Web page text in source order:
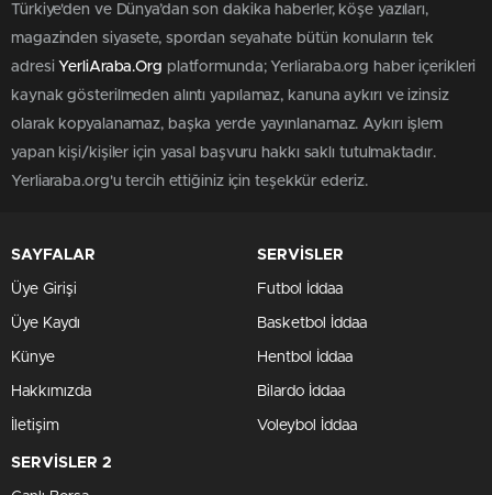
Türkiye'den ve Dünya’dan son dakika haberler, köşe yazıları,
magazinden siyasete, spordan seyahate bütün konuların tek
adresiYerliAraba.Org platformunda; Yerliaraba.org haber içerikleri
kaynak gösterilmeden alıntı yapılamaz, kanuna aykırı ve izinsiz
olarak kopyalanamaz, başka yerde yayınlanamaz. Aykırı işlem
yapan kişi/kişiler için yasal başvuru hakkı saklı tutulmaktadır.
Yerliaraba.org'u tercih ettiğiniz için teşekkür ederiz.
SAYFALAR
Üye Girişi
Üye Kaydı
Künye
Hakkımızda
İletişim
SERVİSLER
Futbol İddaa
Basketbol İddaa
Hentbol İddaa
Bilardo İddaa
Voleybol İddaa
SERVİSLER 2